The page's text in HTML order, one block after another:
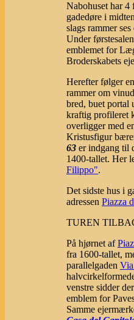
Nabohuset har 4
gadedøre i
slags rammer
Under
emblemet for
Broderskabets
Herefter følger
rammer om
bred, buet
kraftig profileret
overligger med
Kristusfigur
63 er indgang til
1400-tallet. Her
Filippo".
Det sidste hus i
adressen Piazza
TUREN
På hjørnet af
fra 1600-tallet,
parallelgaden
venstre sidder
emblem for
Samme